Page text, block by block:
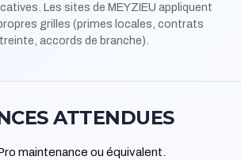
Les sites de MEYZIEU appliquent
grilles (primes locales, contrats
accords de branche).
ATTENDUES
maintenance ou équivalent.